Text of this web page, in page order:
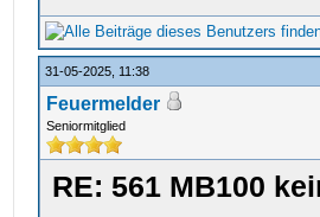
31-05-2025, 11:38
Feuermelder
Seniormitglied
RE: 561 MB100